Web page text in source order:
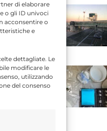
di elaborare
o gli ID univoci
acconsentire o
e
dettagliate. Le
modificare le
utilizzando
del consenso